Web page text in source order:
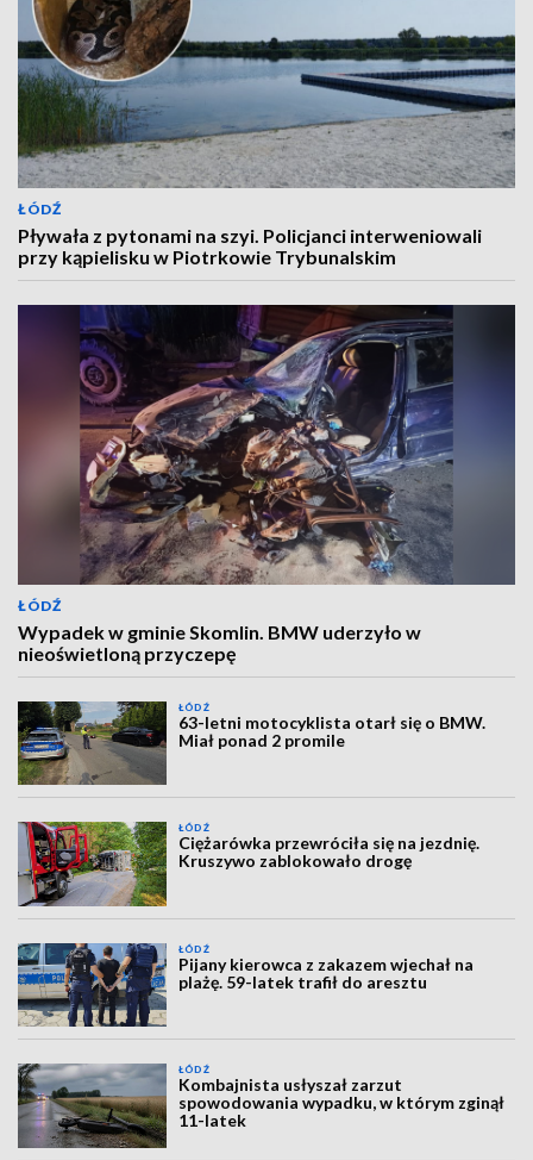
ŁÓDŹ
Pływała z pytonami na szyi. Policjanci interweniowali
przy kąpielisku w Piotrkowie Trybunalskim
ŁÓDŹ
Wypadek w gminie Skomlin. BMW uderzyło w
nieoświetloną przyczepę
ŁÓDŹ
63-letni motocyklista otarł się o BMW.
Miał ponad 2 promile
ŁÓDŹ
Ciężarówka przewróciła się na jezdnię.
Kruszywo zablokowało drogę
ŁÓDŹ
Pijany kierowca z zakazem wjechał na
plażę. 59-latek trafił do aresztu
ŁÓDŹ
Kombajnista usłyszał zarzut
spowodowania wypadku, w którym zginął
11-latek